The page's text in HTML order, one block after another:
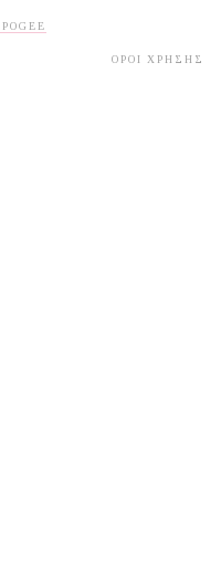
ΟΡΟΙ ΧΡΗΣΗΣ